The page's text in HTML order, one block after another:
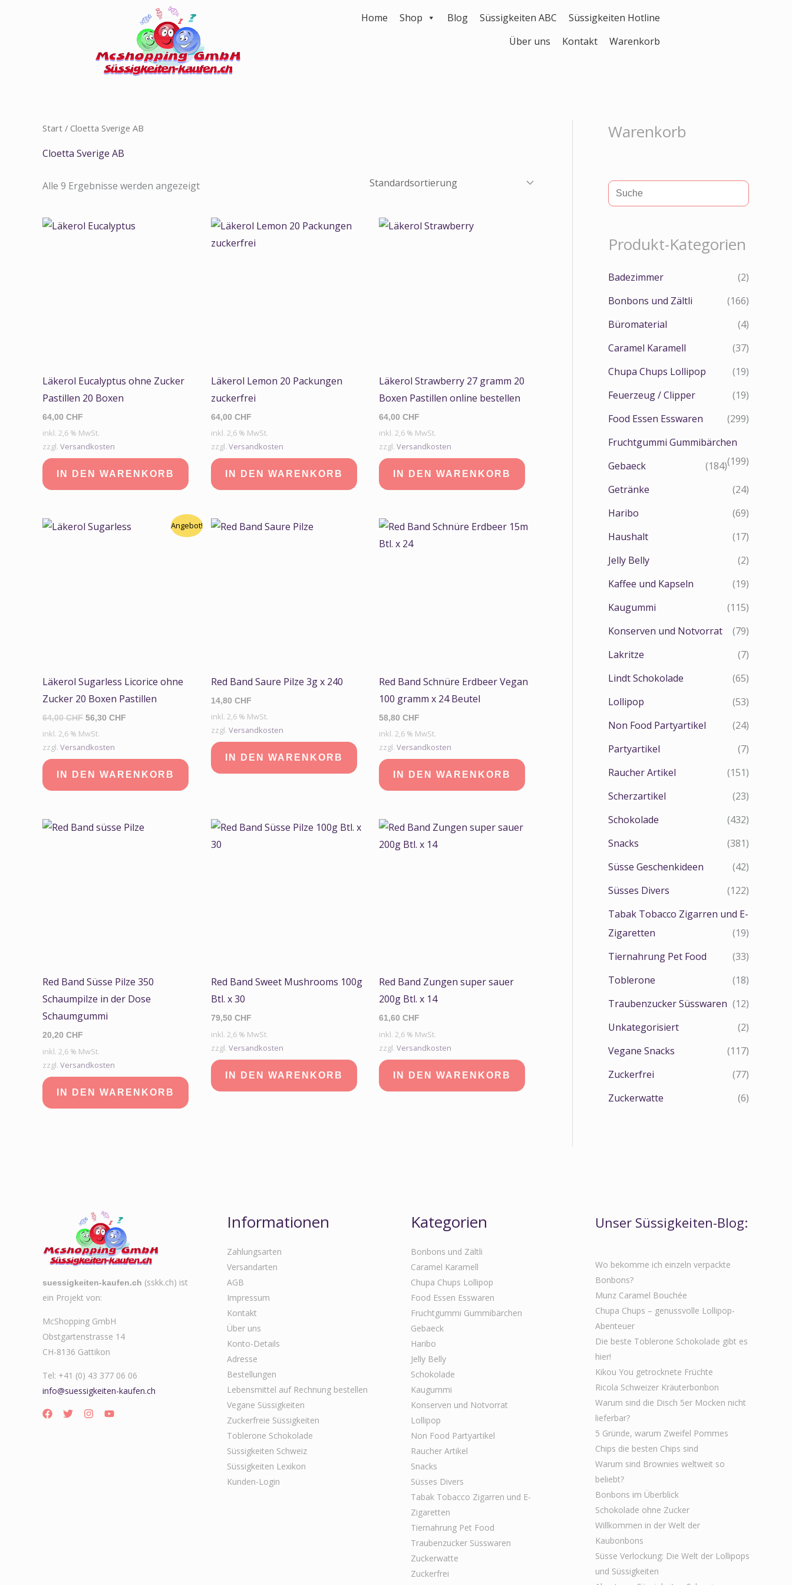
Home Shop Blog Süssigkeiten ABC
Süssigkeiten Hotline
Über uns
Kontakt Warenkorb
Start / Cloetta Sverige AB
Cloetta Sverige AB
Alle 9 Ergebnisse werden angezeigt
Läkerol Eucalyptus ohne Zucker
Pastillen 20 Boxen
64,00 CHF
inkl. 2,6 % MwSt.
zzgl. Versandkosten
IN DEN WARENKORB
Läkerol Lemon 20 Packungen
zuckerfrei
64,00 CHF
inkl. 2,6 % MwSt.
zzgl. Versandkosten
IN DEN WARENKORB
Läkerol Strawberry 27 gramm 20
Boxen Pastillen online bestellen
64,00CHF
inkl. 2,6 % MwSt.
zzgl.Versandkosten
IN DEN WARENKORB
Angebot!
Läkerol Sugarless Licorice ohne
Zucker 20 Boxen Pastillen
64,00CHF
Ursprünglicher
Preis
56,30 CHF
Aktueller
inkl. 2,6 % MwSt.
zzgl. Versandkosten
IN DEN WARENKORB
Red Band Saure Pilze 3g x 240
14,80 CHF
inkl. 2,6 % MwSt.
zzgl. Versandkosten
IN DEN WARENKORB
Red Band Schnüre Erdbeer Vegan
100 gramm x 24 Beutel
58,80CHF
inkl. 2,6 % MwSt.
zzgl.Versandkosten
IN DEN WARENKORB
Red Band Süsse Pilze 350
Schaumpilze in der Dose
Schaumgummi
20,20 CHF
inkl. 2,6 % MwSt.
zzgl. Versandkosten
IN DEN WARENKORB
Red Band Sweet Mushrooms 100g
Btl. x 30
79,50 CHF
inkl. 2,6 % MwSt.
zzgl. Versandkosten
IN DEN WARENKORB
Red Band Zungen super sauer
200g Btl. x 14
61,60CHF
inkl. 2,6 % MwSt.
zzgl.Versandkosten
IN DEN WARENKORB
Warenkorb
S
u
h
Produkt-Kategorien
Badezimmer
(2)
Bonbons und Zältli
(166)
Büromaterial
(4)
Caramel Karamell
(37)
Chupa Chups Lollipop
(19)
Feuerzeug / Clipper
(19)
Food Essen Esswaren
(299)
Fruchtgummi Gummibärchen
(199)
Gebaeck
(184)
Getränke
(24)
Haribo
(69)
Haushalt
(17)
Jelly Belly
(2)
Kaffee und Kapseln
(19)
Kaugummi
(115)
Konserven und Notvorrat
(79)
Lakritze
(7)
Lindt Schokolade
(65)
Lollipop
(53)
Non Food Partyartikel
(24)
Partyartikel
(7)
Raucher Artikel
(151)
Scherzartikel
(23)
Schokolade
(432)
Snacks
(381)
Süsse Geschenkideen
(42)
Süsses Divers
(122)
Tabak Tobacco Zigarren und E-
Zigaretten
(19)
Tiernahrung Pet Food
(33)
Toblerone
(18)
Traubenzucker Süsswaren (12)
Unkategorisiert
(2)
Vegane Snacks
(117)
Zuckerfrei
(77)
Zuckerwatte
(6)
suessigkeiten-kaufen.ch (sskk.ch) ist
ein Projekt von:
McShopping GmbH
Obstgartenstrasse 14
CH-8136 Gattikon
Tel: +41 (0) 43 377 06 06
info@suessigkeiten-kaufen.ch
Informationen
Zahlungsarten
Versandarten
AGB
Impressum
Kontakt
Über uns
Konto-Details
Adresse
Bestellungen
Lebensmittel auf Rechnung bestellen
Vegane Süssigkeiten
Zuckerfreie Süssigkeiten
Toblerone Schokolade
Süssigkeiten Schweiz
Süssigkeiten Lexikon
Kunden-Login
Kategorien
Bonbons und Zältli
Caramel Karamell
Chupa Chups Lollipop
Food Essen Esswaren
Fruchtgummi Gummibärchen
Gebaeck
Haribo
Jelly Belly
Schokolade
Kaugummi
Konserven und Notvorrat
Lollipop
Non Food Partyartikel
Raucher Artikel
Snacks
Süsses Divers
Tabak Tobacco Zigarren und E-
Zigaretten
Tiernahrung Pet Food
Traubenzucker Süsswaren
Zuckerwatte
Zuckerfrei
Unser Süssigkeiten-Blog:
Wo bekomme ich einzeln verpackte
Bonbons?
Munz Caramel Bouchée
Chupa Chups – genussvolle Lollipop-
Abenteuer
Die beste Toblerone Schokolade gibt es
hier!
Kikou You getrocknete Früchte
Ricola Schweizer Kräuterbonbon
Warum sind die Disch 5er Mocken nicht
lieferbar?
5 Gründe, warum Zweifel Pommes
Chips die besten Chips sind
Warum sind Brownies weltweit so
beliebt?
Bonbons im Überblick
Schokolade ohne Zucker
Willkommen in der Welt der
Kaubonbons
Süsse Verlockung: Die Welt der Lollipops
und Süssigkeiten